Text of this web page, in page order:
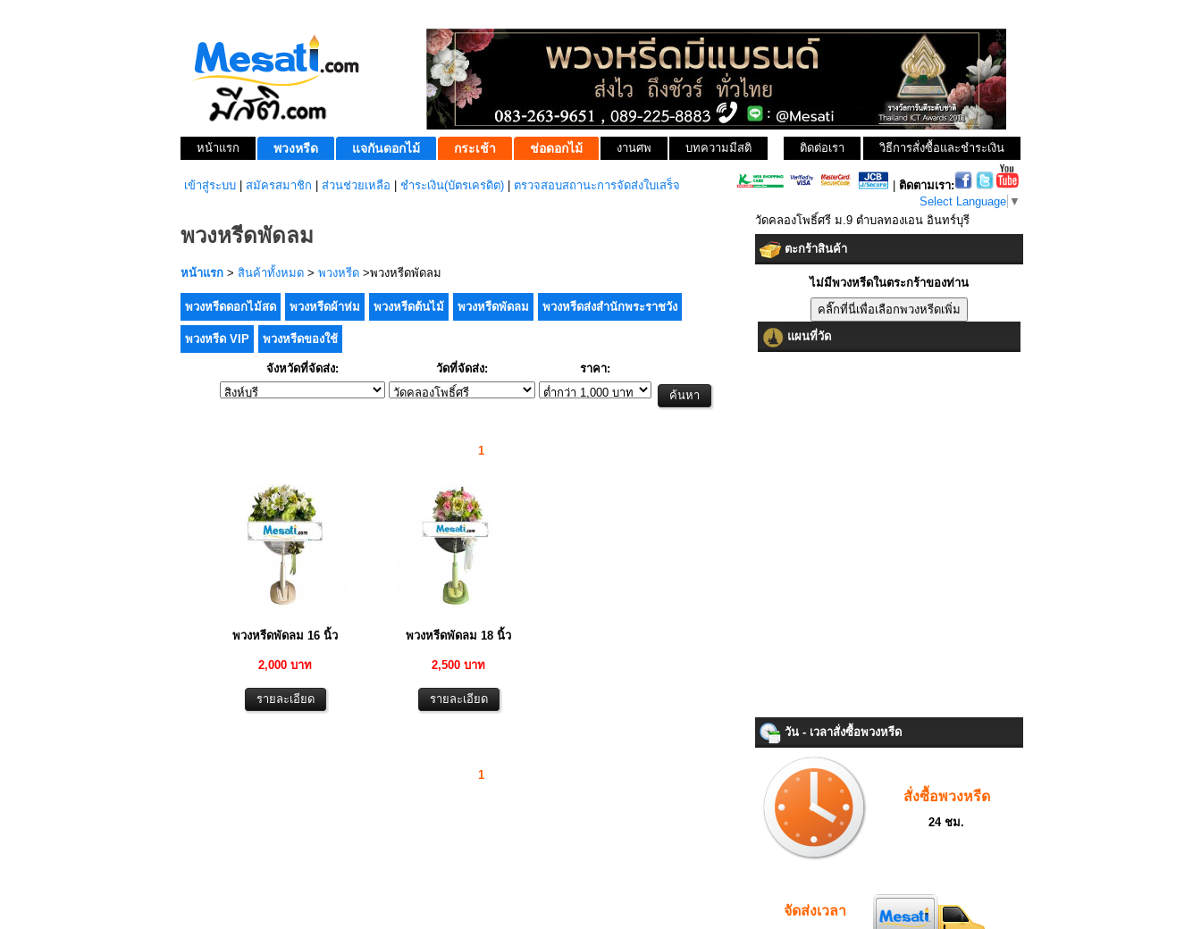
หน้าแรก พวงหรีด แจกันดอกไม้ กระเช้า ช่อดอกไม้ งานศพ บทความมีสติ วิธีการสั่งซื้อและชำระเงิน
ติดต่อเรา
เข้าสู่ระบบ สมัครสมาชิก ส่วนช่วยเหลือ ชำระเงิน(บัตรเครดิต) ตรวจสอบสถานะการจัดส่งใบเสร็จ
ติดตามเรา:
Select Language ▼
พวงหรีดพัดลม
หน้าแรก > สินค้าทั้งหมด > พวงหรีด >พวงหรีดพัดลม
พวงหรีดดอกไม้สด พวงหรีดผ้าห่ม พวงหรีดต้นไม้ พวงหรีดพัดลม พวงหรีดส่งสำนักพระราชวัง
พวงหรีด VIP พวงหรีดของใช้
จังหวัดที่จัดส่ง: วัดที่จัดส่ง: ราคา:
1
พวงหรีดพัดลม 16 นิ้ว
2,000 บาท
พวงหรีดพัดลม 18 นิ้ว
2,500 บาท
1
วัดคลองโพธิ์ศรี ม.9 ตำบลทองเอน อินทร์บุรี
ตะกร้าสินค้า
ไม่มีพวงหรีดในตระกร้าของท่าน
แผนที่วัด
วัน - เวลาสั่งซื้อพวงหรีด
สั่งซื้อพวงหรีด
24 ชม.
จัดส่งเวลา